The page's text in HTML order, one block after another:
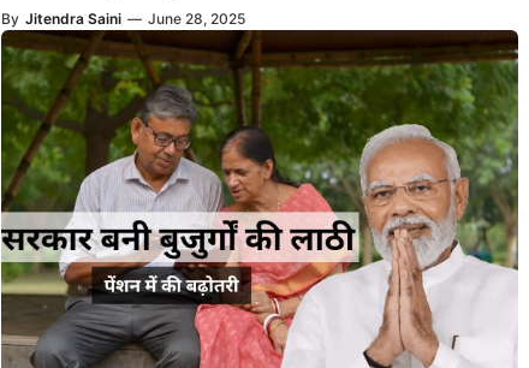
By Jitendra Saini — June 28, 2025